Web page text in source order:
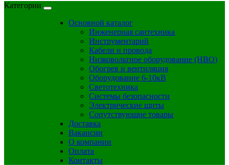
Категории
Основной каталог
Инженерная сантехника
Инструментарий
Кабели и провода
Низковольтное оборудование (НВО)
Обогрев и вентиляция
Оборудование 6-10кВ
Светотехника
Системы безопасности
Электрические щиты
Сопутствующие товары
Доставка
Вакансии
О компании
Оплата
Контакты